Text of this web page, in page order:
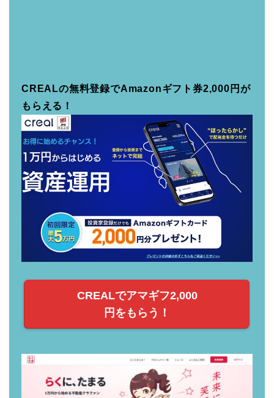
CREALの無料登録でAmazonギフト券2,000円が
もらえる！
CREALでアマギフ2,000
円をもらう！